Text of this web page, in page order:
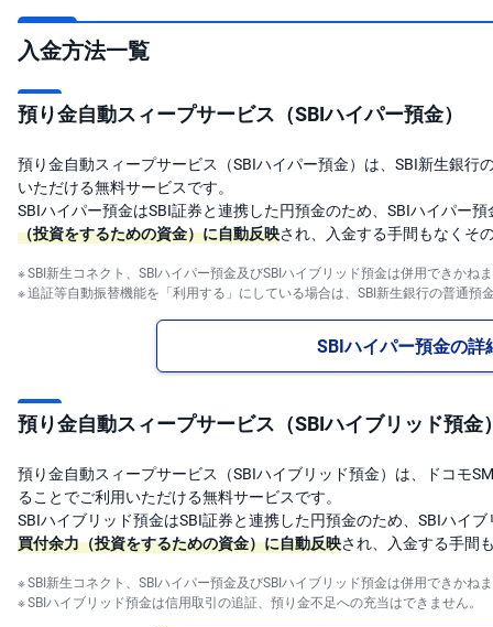
貨
建
M
F
NE
取
引
所
C
F
D(
り
っ
く
店
頭
D
S
T(
セ
キ
ュ
リ
入金方法一覧
預り金自動スィープサービス（SBIハイパー預金）
預り金自動スィープサービス（SBIハイパー預金）は、SBI新生銀行
いただける無料サービスです。
SBIハイパー預金はSBI証券と連携した円預金のため、SBIハイパー
（投資をするための資金）に自動反映され、入金する手間もなくそ
SBI新生コネクト、SBIハイパー預金及びSBIハイブリッド預金は併用できかね
追証等自動振替機能を「利用する」にしている場合は、SBI新生銀行の普通
SBIハイパー預金の詳
預り金自動スィープサービス（SBIハイブリッド預金
預り金自動スィープサービス（SBIハイブリッド預金）は、ドコモ
ることでご利用いただける無料サービスです。
SBIハイブリッド預金はSBI証券と連携した円預金のため、SBIハイ
買付余力（投資をするための資金）に自動反映され、入金する手間
SBI新生コネクト、SBIハイパー預金及びSBIハイブリッド預金は併用できかね
SBIハイブリッド預金は信用取引の追証、預り金不足への充当はできません。